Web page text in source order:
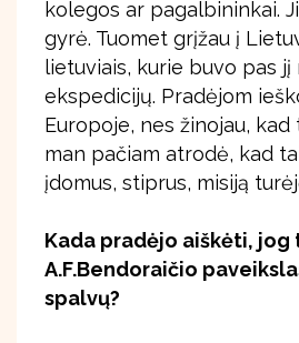
kolegos ar pagalbininkai.
gyrė. Tuomet grįžau į
lietuviais, kurie buvo pas
ekspedicijų. Pradėjom
Europoje, nes žinojau,
man pačiam atrodė, kad
įdomus, stiprus, misiją
Kada pradėjo aiškėti, jog
A.F.Bendoraičio
spalvų?